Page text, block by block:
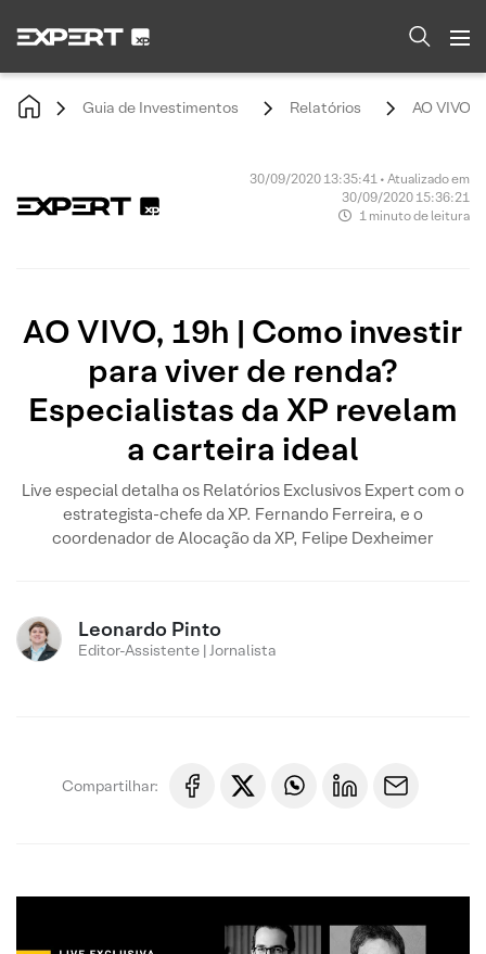
Guia de Investimentos Relatórios AO VIVO,
30/09/2020 13:35:41 • Atualizado em
30/09/2020 15:36:21
1 minuto de leitura
AO VIVO, 19h | Como investir
para viver de renda?
Especialistas da XP revelam
a carteira ideal
Live especial detalha os Relatórios Exclusivos Expert com o
estrategista-chefe da XP. Fernando Ferreira, e o
coordenador de Alocação da XP, Felipe Dexheimer
Leonardo Pinto
Editor-Assistente | Jornalista
Compartilhar: